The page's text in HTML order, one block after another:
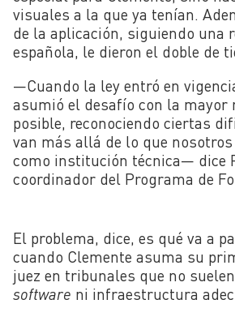
visuales a la que ya tenían.
de la aplicación, siguiendo una
española, le dieron el doble de
—Cuando la ley entró en
asumió el desafío con la mayor
posible, reconociendo ciertas
van más allá de lo que
como institución técnica— dice
coordinador del Programa de
El problema, dice, es qué va a
cuando Clemente asuma su
juez en tribunales que no
software ni infraestructura